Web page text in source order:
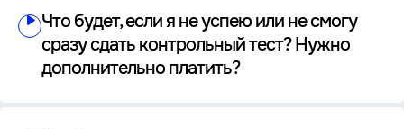
Что будет, если я не успею или не смогу
сразу сдать контрольный тест? Нужно
дополнительно платить?